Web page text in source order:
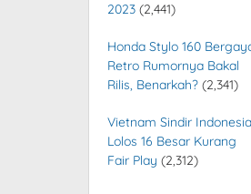
2023 (2,441)
Honda Stylo 160
Retro Rumornya Bakal
Rilis, Benarkah? (2,341)
Vietnam Sindir Indonesia
Lolos 16 Besar Kurang
Fair Play (2,312)